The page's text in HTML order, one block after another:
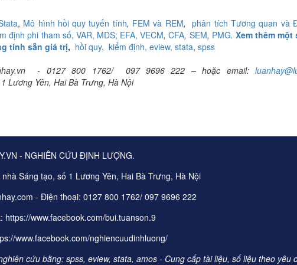
, Mô hình hồi quy tuyến tính, FEM và REM,phân tích Tương quan và
định phi tham số, VAR, MDS; EFA, VECM,CFA, SEM, PMG. Xem thêm
tính sẵn giá trị, hồi quy, kiểm định, eview, stata, spss
- 0127 800 1762/ 097 9696 222 – hoặc email:
Lương Yên, Hai Bà Trưng, Hà Nội
- NGHIÊN CỨU ĐỊNH LƯỢNG.
Sáng tạo, số 1 Lương Yên, Hai Bà Trưng, Hà Nội
- Điện thoại: 0127 800 1762/ 097 9696 222
https://www.facebook.com/bui.tuanson.9
www.facebook.com/nghiencuudinhluong/
cứu bằng: spss, eview, stata, amos - Cung cấp tài liệu, số liệu theo yêu